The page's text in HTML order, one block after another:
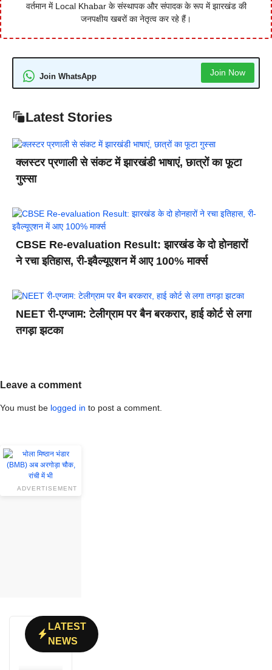
वर्तमान में Local Khabar के संस्थापक और संपादक के रूप में झारखंड की
जनपक्षीय खबरों का नेतृत्व कर रहे हैं।
Join WhatsApp Join Now
Latest Stories
क्लस्टर प्रणाली से संकट में झारखंडी भाषाएं, छात्रों का फूटा
गुस्सा
CBSE Re-evaluation Result: झारखंड के दो होनहारों
ने रचा इतिहास, री-इवैल्यूएशन में आए 100% मार्क्स
NEET री-एग्जाम: टेलीग्राम पर बैन बरकरार, हाई कोर्ट से लगा
तगड़ा झटका
Leave a comment
You must be logged in to post a comment.
ADVERTISEMENT
LATEST
NEWS